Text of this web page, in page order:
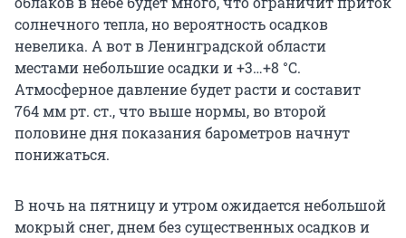
солнечного тепла, но вероятность осадков
невелика. А вот в Ленинградской области
местами небольшие осадки и +3…+8 °С.
Атмосферное давление будет расти и составит
764 мм рт. ст., что выше нормы, во второй
половине дня показания барометров начнут
понижаться.
В ночь на пятницу и утром ожидается небольшой
мокрый снег, днем без существенных осадков и